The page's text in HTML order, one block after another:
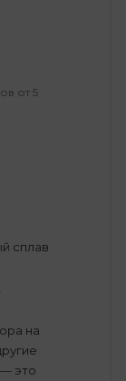
от 5
сплав
на
— это